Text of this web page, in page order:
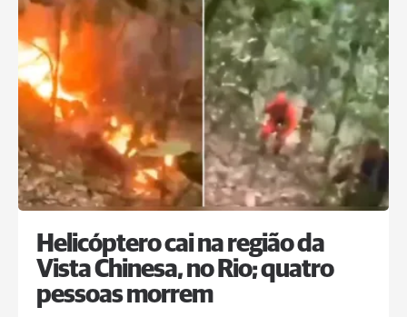
Helicóptero cai na região da
Vista Chinesa, no Rio; quatro
pessoas morrem